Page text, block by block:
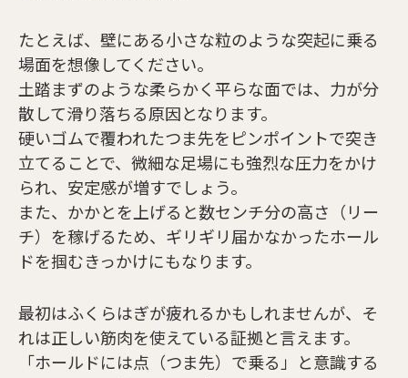
たとえば、壁にある小さな粒のような突起に乗る
場面を想像してください。
土踏まずのような柔らかく平らな面では、力が分
散して滑り落ちる原因となります。
硬いゴムで覆われたつま先をピンポイントで突き
立てることで、微細な足場にも強烈な圧力をかけ
られ、安定感が増すでしょう。
また、かかとを上げると数センチ分の高さ（リー
チ）を稼げるため、ギリギリ届かなかったホール
ドを掴むきっかけにもなります。
最初はふくらはぎが疲れるかもしれませんが、そ
れは正しい筋肉を使えている証拠と言えます。
「ホールドには点（つま先）で乗る」と意識する